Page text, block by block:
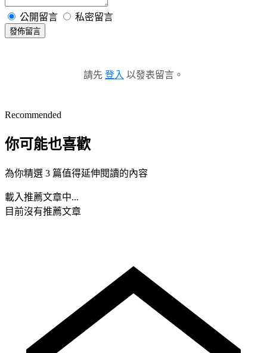
公開留言 私密留言
發佈留言
請先 登入 以發表留言。
Recommended
你可能也喜歡
為你精選 3 篇值得延伸閱讀的內容
載入推薦文章中...
目前沒有推薦文章